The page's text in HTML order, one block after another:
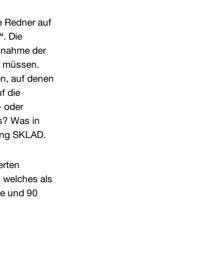
Redner auf
. Die
der
auf denen
die
oder
Was in
SKLAD.
als
und 90